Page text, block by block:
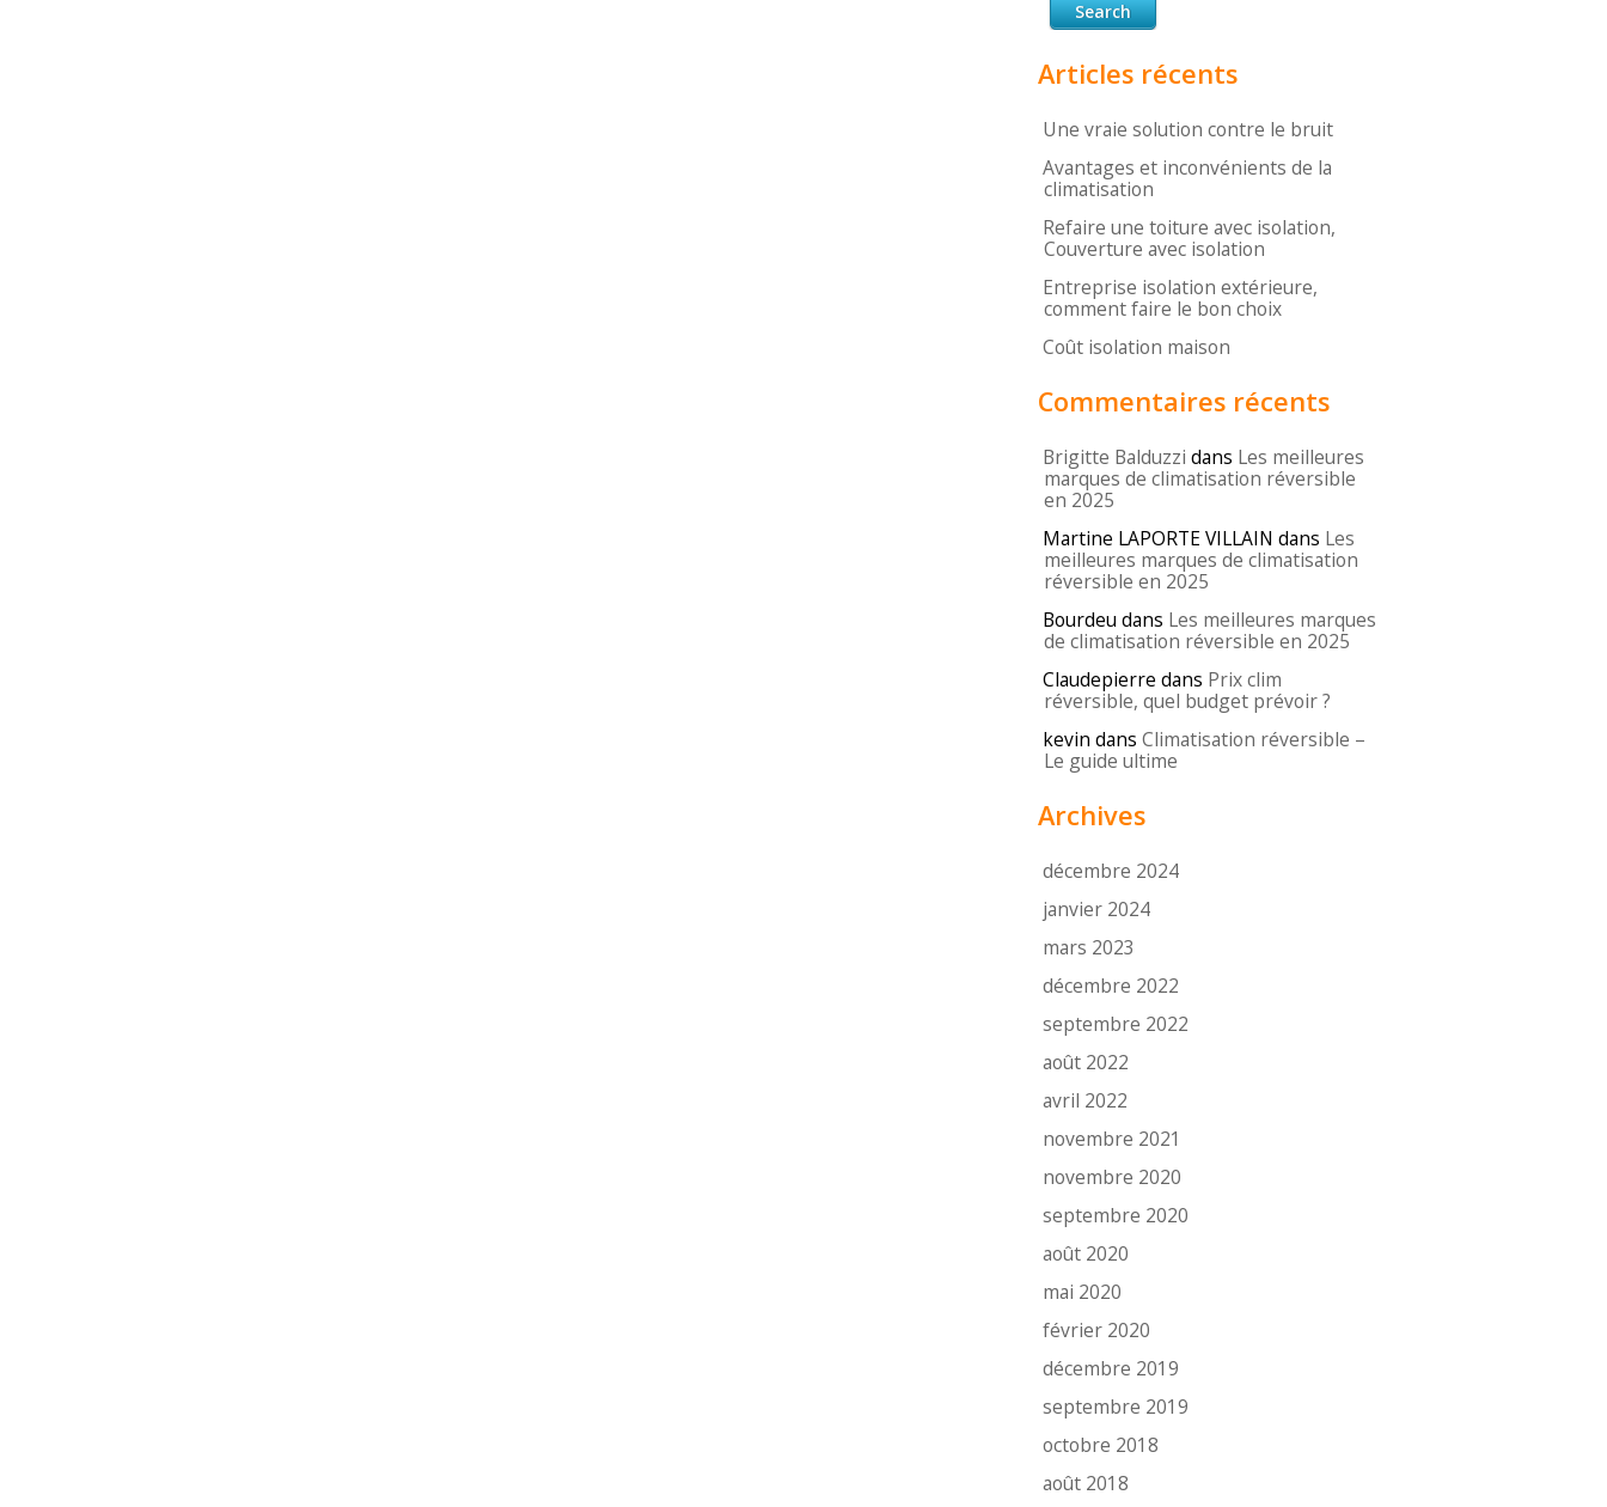
Articles récents
Une vraie solution contre le bruit
Avantages et inconvénients de la
climatisation
Refaire une toiture avec isolation,
Couverture avec isolation
Entreprise isolation extérieure,
comment faire le bon choix
Coût isolation maison
Commentaires récents
Brigitte Balduzzi dans Les meilleures
marques de climatisation réversible
en 2025
Martine LAPORTE VILLAIN dans Les
meilleures marques de climatisation
réversible en 2025
Bourdeu dans Les meilleures marques
de climatisation réversible en 2025
Claudepierre dans Prix clim
réversible, quel budget prévoir ?
kevin dans Climatisation réversible –
Le guide ultime
Archives
décembre 2024
janvier 2024
mars 2023
décembre 2022
septembre 2022
août 2022
avril 2022
novembre 2021
novembre 2020
septembre 2020
août 2020
mai 2020
février 2020
décembre 2019
septembre 2019
octobre 2018
août 2018